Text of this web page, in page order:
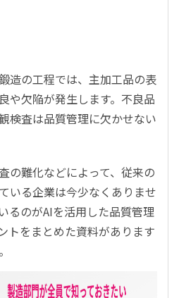
造の工程では、主加工品の表
や欠陥が発生します。不良品
検査は品質管理に欠かせない
の難化などによって、従来の
いる企業は今少なくありませ
るのがAIを活用した品質管理
トをまとめた資料があります